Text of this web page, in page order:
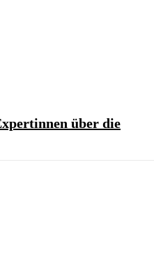
über die